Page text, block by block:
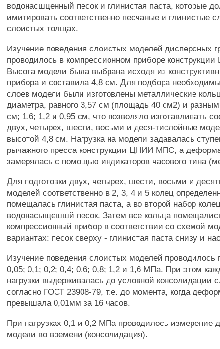
водонасшценный песок и глинистая паста, которые
имитировать соответственно песчаные и глинистые
слоистых толщах.
Изучение поведения слоистых моделей дисперсных
проводилось в компрессионном приборе
Высота модели была выбрана исходя из
прибора и составила 4,8 см. Для подбора
слоев модели были изготовлены металлические
диаметра, равного 3,57 см (площадь 40 см2) и
см; 1,6; 1,2 и 0,95 см, что позволяло изготавливать
двух, четырех, шести, восьми и деся-тислойные
высотой 4,8 см. Нагрузка на модели задавалась
рычажного пресса конструкции ЦНИИ МПС, а
замерялась с помощью индикаторов часового тина
Для подготовки двух, четырех, шести, восьми и
моделей соответственно в 2, 3, 4 и 5 колец
помещалась глинистая паста, а во второй набор
водонасыщешшй песок. Затем все кольца
компрессионный прибор в соответствии со схемой
вариантах: песок сверху - глинистая паста снизу и
Изучение поведения слоистых моделей проводилось
0,05; 0,1; 0,2; 0,4; 0,6; 0,8; 1,2 и 1,6 МПа. При этом
нагрузки выдерживалась до условной консолидации
согласно ГОСТ 23908-79, т.е. до момента, когда
превышала 0,01мм за 16 часов.
При нагрузках 0,1 и 0,2 МПа проводилось измерение
модели во времени (консолидация).